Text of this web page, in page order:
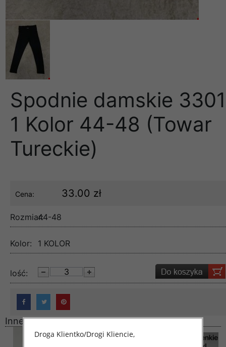
Spodnie damskie 3301
1 Kolor 44-48 (Towar
Tureckie)
Cena: 33.00 zł
Rozmiar:44-48
Kolor: 1 KOLOR
lość:
Inne produkty
Droga Klientko/Drogi Kliencie,